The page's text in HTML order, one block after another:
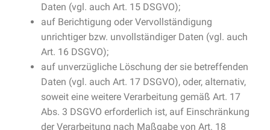
Daten (vgl. auch Art. 15 DSGVO);
auf Berichtigung oder Vervollständigung
unrichtiger bzw. unvollständiger Daten (vgl. auch
Art. 16 DSGVO);
auf unverzügliche Löschung der sie betreffenden
Daten (vgl. auch Art. 17 DSGVO), oder, alternativ,
soweit eine weitere Verarbeitung gemäß Art. 17
Abs. 3 DSGVO erforderlich ist, auf Einschränkung
der Verarbeitung nach Maßgabe von Art. 18